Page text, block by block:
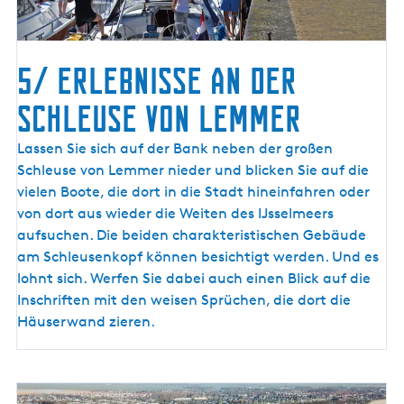
m
s
t
e
r
a
a
k
5/ Erlebnisse an der
Schleuse von Lemmer
Lassen Sie sich auf der Bank neben der großen
Schleuse von Lemmer nieder und blicken Sie auf die
vielen Boote, die dort in die Stadt hineinfahren oder
von dort aus wieder die Weiten des IJsselmeers
aufsuchen. Die beiden charakteristischen Gebäude
am Schleusenkopf können besichtigt werden. Und es
lohnt sich. Werfen Sie dabei auch einen Blick auf die
Inschriften mit den weisen Sprüchen, die dort die
Häuserwand zieren.